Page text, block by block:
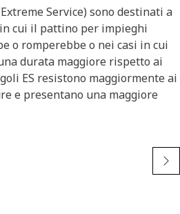
Service) sono destinati a
cui il pattino per impieghi
o romperebbe o nei casi in cui
durata maggiore rispetto ai
ES resistono maggiormente ai
e presentano una maggiore
I pattini ES sono realizzati
presentano un foro
da cui scaricare il materiale